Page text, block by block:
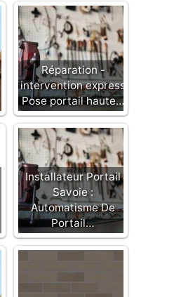
Réparation -
intervention express
Pose portail haute…
Installateur Portail
Savoie :
Automatisme De
Portail…